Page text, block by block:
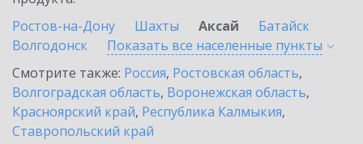
Ростов-на-Дону
Шахты Аксай
Батайск
Волгодонск
Показать все населенные пункты
Смотрите также: Россия, Ростовская область,
Волгоградская область, Воронежская область,
Красноярский край, Республика Калмыкия,
Ставропольский край